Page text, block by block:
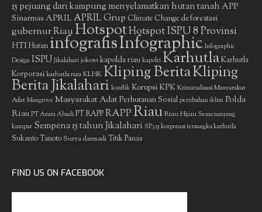
15 pejuang dari kampung menyelamatkan hutan tanah APP
Sinarmas APRIL APRIL Grup Climate Change deforestasi
gubernur RiauHotspotHotspot ISPU 8 Provinsi
HTIHutan infografisInfographic Infographic
Design ISPU Jikalahari jokowi kapolda riau kapolri KarhutlaKarhutla
Korporasikarhutla riauKLHKKliping BeritaKliping
Berita Jikalahari konflik Korupsi KPKKriminalisasi Masyarakat
Adat Mangrove Masyarakat AdatPerhutanan Sosial perubahan iklim Polda
Riau PT Arara Abadi PT RAPPRAPPRiauRiau Hijau Semenanjung
kampar Sempena 15 tahun Jikalahari SP3 15 korporasi tersangka karhutla
Sukanto Tanoto Surya darmadiTitik Panas
FIND US ON FACEBOOK